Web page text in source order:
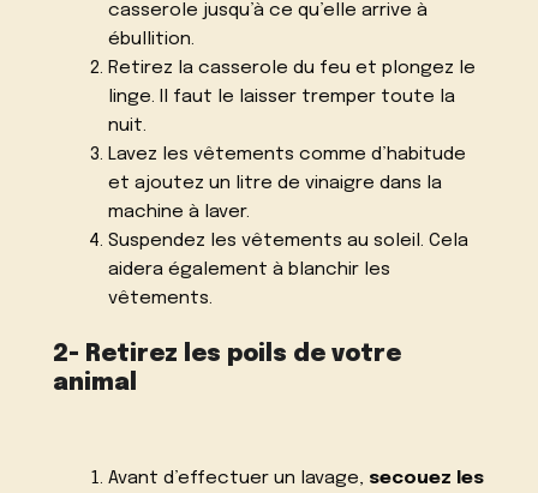
casserole jusqu’à ce qu’elle arrive à
ébullition.
Retirez la casserole du feu et plongez le
linge. Il faut le laisser tremper toute la
nuit.
Lavez les vêtements comme d’habitude
et ajoutez un litre de vinaigre dans la
machine à laver.
Suspendez les vêtements au soleil. Cela
aidera également à blanchir les
vêtements.
2- Retirez les poils de votre
animal
Avant d’effectuer un lavage, secouez les